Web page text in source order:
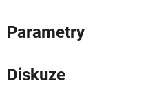
Parametry
Diskuze